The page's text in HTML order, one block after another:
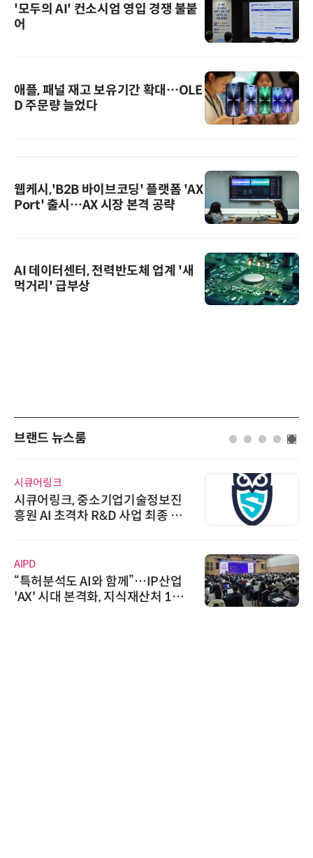
'모두의 AI' 컨소시엄 영입 경쟁 불붙
어
애플, 패널 재고 보유기간 확대…OLE
D 주문량 늘었다
웹케시,'B2B 바이브코딩' 플랫폼 'AX
Port' 출시…AX 시장 본격 공략
AI 데이터센터, 전력반도체 업계 '새
먹거리' 급부상
브랜드 뉴스룸
시큐어링크
시큐어링크, 중소기업기술정보진
흥원 AI 초격차 R&D 사업 최종 선
AIPD
“특허분석도 AI와 함께”…IP산업
'AX' 시대 본격화, 지식재산처 1호